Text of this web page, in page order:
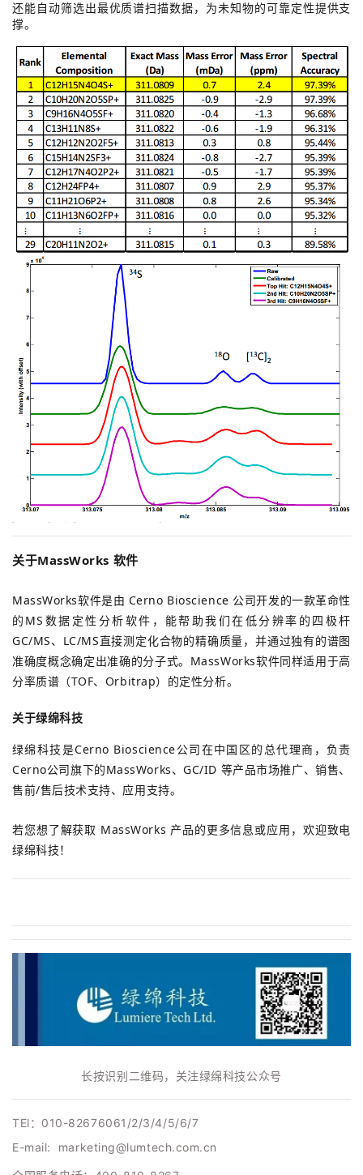
还能自动筛选出最优质谱扫描数据，为未知物的可靠定性提供支
撑。
关于MassWorks 软件
MassWorks软件是由 Cerno Bioscience 公司开发的一款革命性
的MS数据定性分析软件，能帮助我们在低分辨率的四极杆
GC/MS、LC/MS直接测定化合物的精确质量，并通过独有的谱图
准确度概念确定出准确的分子式。 MassWorks软件同样适用于高
分率质谱（TOF、Orbitrap）的定性分析。
关于绿绵科技
绿绵科技是Cerno Bioscience公司在中国区的总代理商，负责
Cerno公司旗下的MassWorks、GC/ID 等产品市场推广、销售、
售前/售后技术支持、应用支持。
若您想了解获取 MassWorks 产品的更多信息或应用，欢迎致电
绿绵科技！
长按识别二维码，关注绿绵科技公众号
TEl：010-82676061/2/3/4/5/6/7
E-mail: marketing@lumtech.com.cn